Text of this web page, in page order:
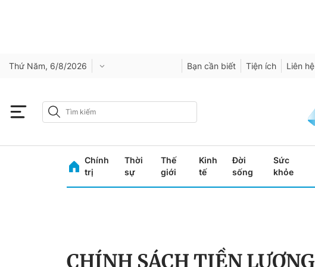
Thứ Năm, 6/8/2026 Bạn cần biết Tiện ích Liên hệ
Chính
trị
Thời
sự
Thế
giới
Kinh
tế
Đời
sống
Sức
khỏe
CHÍNH SÁCH TIỀN LƯƠNG